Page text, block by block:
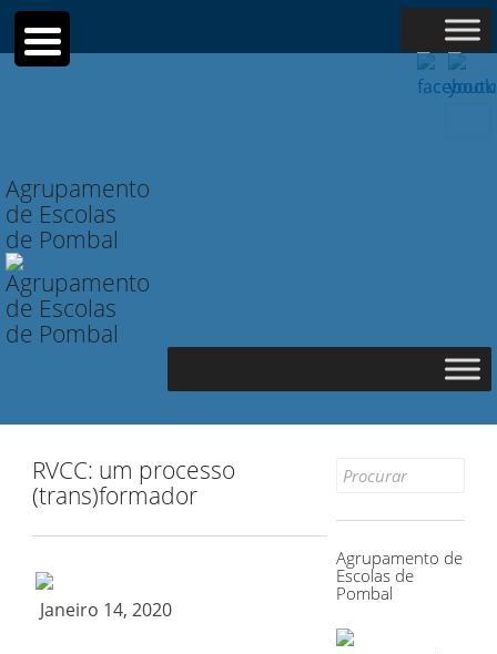
Agrupamento
de Escolas
de Pombal
RVCC: um processo
(trans)formador
Janeiro 14, 2020
Search
Agrupamento de
Escolas de
Pombal